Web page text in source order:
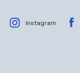
Instagram